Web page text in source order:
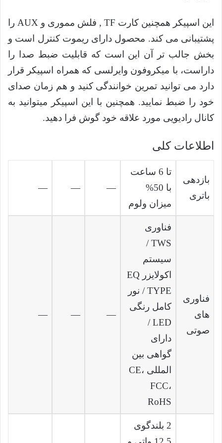
این اسپیکر همچنین کارت TF , فلش مموری و AUX را
پشتیبانی می کند. محصول دارای ریموت کنترل است و
بخش جالب تر آن این است که قابلیت ضبط صدا را
داراست، با میکروفون وایرلسی که همراه اسپیکر قرار
دارد می توانید تمرین خوانندگی کنید و هم زمان صدای
خود را ضبط نمایید. همچنین با این اسپیکر میتوانید به
کانال رادیویی مورد علاقه خود گوش فرا دهید.
اطلاعات کلی
بازدهی
باتری
تا 6 ساعت
با 50%
میزان ولوم
—
—
—
فناوری‌
های
صوتی
فناوری
TWS /
سیستم
اکولایزر EQ
TYPE / نور
کامل رنگی
LED /
دارای
گواهی بین
المللی CE،
FCC،
RoHS
—
—
—
2 بلندگوی